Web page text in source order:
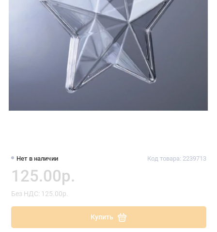
Нет в наличии Код товара: 2239713
125.00р.
Без НДС: 125.00р.
Купить